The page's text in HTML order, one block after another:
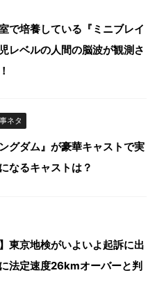
で培養している『ミニブレイ
レベルの人間の脳波が観測さ
ネタ
グダム』が豪華キャストで実
なるキャストは？
東京地検がいよいよ起訴に出
法定速度26kmオーバーと判